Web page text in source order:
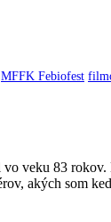
MFFK Febiofest
veku 83
akých som